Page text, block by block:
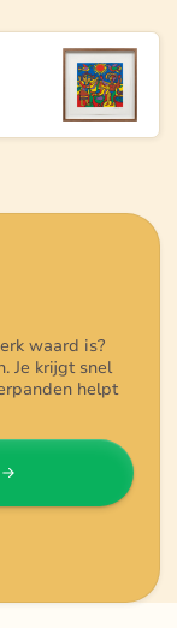
waard is?
Je krijgt snel
helpt